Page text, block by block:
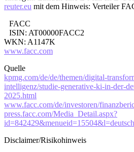
reuter.eu mit dem Hinweis: Verteiler
FACC
ISIN: AT00000FACC2
WKN: A1147K
www.facc.com
Quelle
kpmg.com/de/de/themen/digital-
intelligenz/studie-generative-ki-in-der-
2025.html
www.facc.com/de/investoren/
press.facc.com/Media_Detail.aspx?
id=842429&menueid=15504&l=deutsch
Disclaimer/Risikohinweis